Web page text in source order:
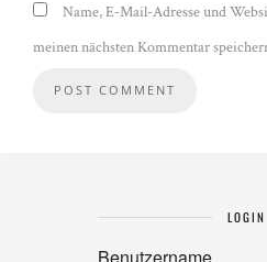
Name, E-Mail-Adresse und
meinen nächsten Kommentar
LOGIN
Benutzername